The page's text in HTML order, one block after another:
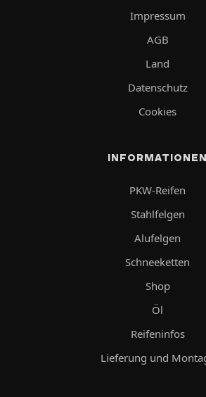
Impressum
AGB
Land
Datenschutz
Cookies
INFORMATIONEN
PKW-Reifen
Stahlfelgen
Alufelgen
Schneeketten
Shop
Öl
Reifeninfos
Lieferung und